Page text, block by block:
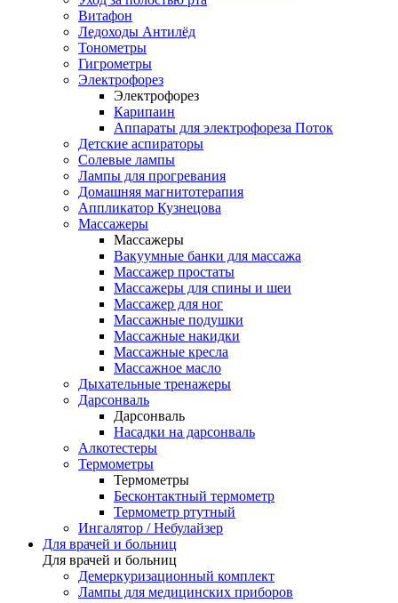
Витафон
Ледоходы Антилёд
Тонометры
Гигрометры
Электрофорез
Электрофорез
Карипаин
Аппараты для электрофореза Поток
Детские аспираторы
Солевые лампы
Лампы для прогревания
Домашняя магнитотерапия
Аппликатор Кузнецова
Массажеры
Массажеры
Вакуумные банки для массажа
Массажер простаты
Массажеры для спины и шеи
Массажер для ног
Массажные подушки
Массажные накидки
Массажные кресла
Массажное масло
Дыхательные тренажеры
Дарсонваль
Дарсонваль
Насадки на дарсонваль
Алкотестеры
Термометры
Термометры
Бесконтактный термометр
Термометр ртутный
Ингалятор / Небулайзер
Для врачей и больниц
Для врачей и больниц
Демеркуризационный комплект
Лампы для медицинских приборов